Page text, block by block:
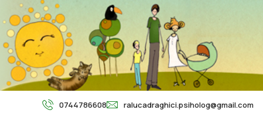
0744786608 ralucadraghici.psiholog@gmail.com